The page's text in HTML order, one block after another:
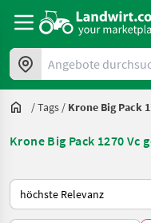
Angebote durchsuchen
/Tags / Krone Big Pack
Krone Big Pack 1270
So wird auf Landwirt.com